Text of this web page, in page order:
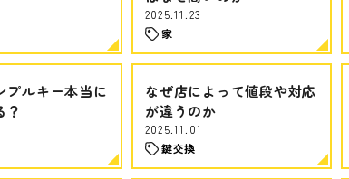
2025.11.23
家
プルキー本当に
？
なぜ店によって値段や対応
が違うのか
2025.11.01
鍵交換